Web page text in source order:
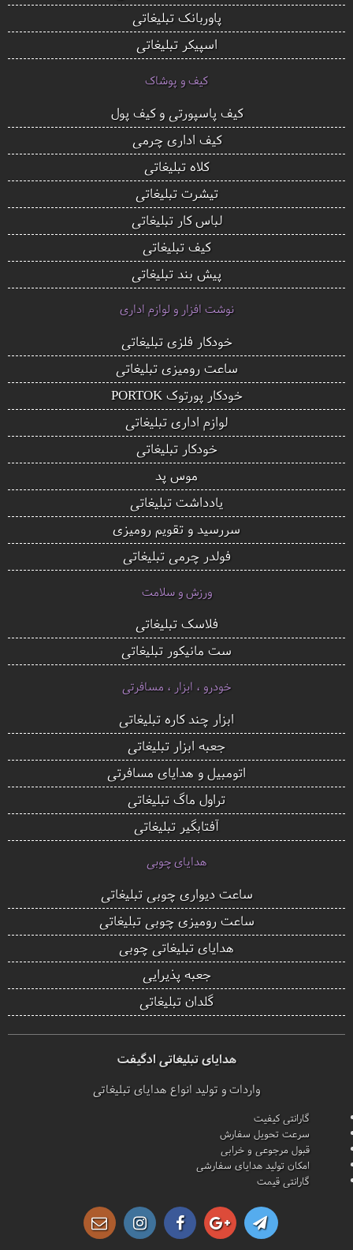
پاوربانک تبلیغاتی
اسپیکر تبلیغاتی
کیف و پوشاک
کیف پاسپورتی و کیف پول
کیف اداری چرمی
کلاه تبلیغاتی
تیشرت تبلیغاتی
لباس کار تبلیغاتی
کیف تبلیغاتی
پیش بند تبلیغاتی
نوشت افزار و لوازم اداری
خودکار فلزی تبلیغاتی
ساعت رومیزی تبلیغاتی
خودکار پورتوک PORTOK
لوازم اداری تبلیغاتی
خودکار تبلیغاتی
موس پد
یادداشت تبلیغاتی
سررسید و تقویم رومیزی
فولدر چرمی تبلیغاتی
ورزش و سلامت
فلاسک تبلیغاتی
ست مانیکور تبلیغاتی
خودرو ، ابزار ، مسافرتی
ابزار چند کاره تبلیغاتی
جعبه ابزار تبلیغاتی
اتومبیل و هدایای مسافرتی
تراول ماگ تبلیغاتی
آفتابگیر تبلیغاتی
هدایای چوبی
ساعت دیواری چوبی تبلیغاتی
ساعت رومیزی چوبی تبلیغاتی
هدایای تبلیغاتی چوبی
جعبه پذیرایی
گلدان تبلیغاتی
هدایای تبلیغاتی ادگیفت
واردات و تولید انواع هدایای تبلیغاتی
گارانتی کیفیت
سرعت تحویل سفارش
قبول مرجوعی و خرابی
امکان تولید هدایای سفارشی
گارانتی قیمت